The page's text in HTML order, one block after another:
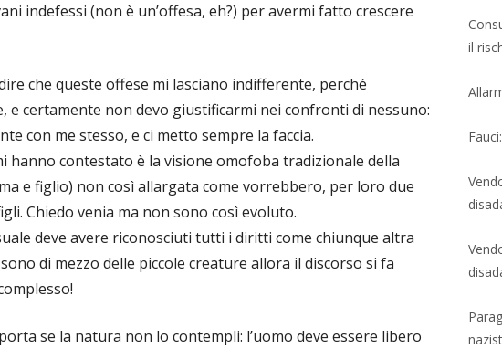
indefessi (non è un’offesa, eh?) per avermi fatto crescere
che queste offese mi lasciano indifferente, perché
e certamente non devo giustificarmi nei confronti di nessuno:
con me stesso, e ci metto sempre la faccia.
hanno contestato è la visione omofoba tradizionale della
e figlio) non così allargata come vorrebbero, per loro due
Chiedo venia ma non sono così evoluto.
deve avere riconosciuti tutti i diritti come chiunque altra
di mezzo delle piccole creature allora il discorso si fa
se la natura non lo contempli: l’uomo deve essere libero
il